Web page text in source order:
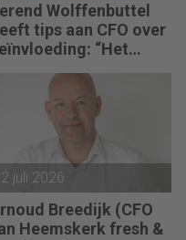
Wolffenbuttel
tips aan CFO over
“Het
advies strandt als
niet aansluit.”
juli 2026
Breedijk (CFO
Heemskerk fresh &